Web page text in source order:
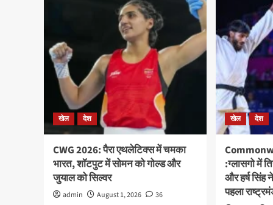
खेल देश
CWG 2026: पैरा एथलेटिक्स में चमका
भारत, शॉटपुट में सोमन को गोल्ड और
जुयाल को सिल्वर
admin August 1, 2026 36
खेल देश
:ग्लासगो में
और हर्ष सिंह
पहला